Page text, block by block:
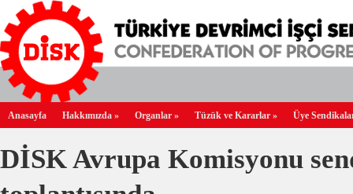
Anasayfa Hakkımızda » Organlar » Tüzük ve Kararlar » Üye
DİSK Avrupa Komisyonu